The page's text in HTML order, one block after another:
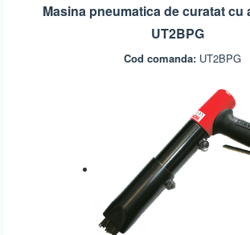
Masina pneumatica de curatat cu
UT2BPG
Cod comanda: UT2BPG